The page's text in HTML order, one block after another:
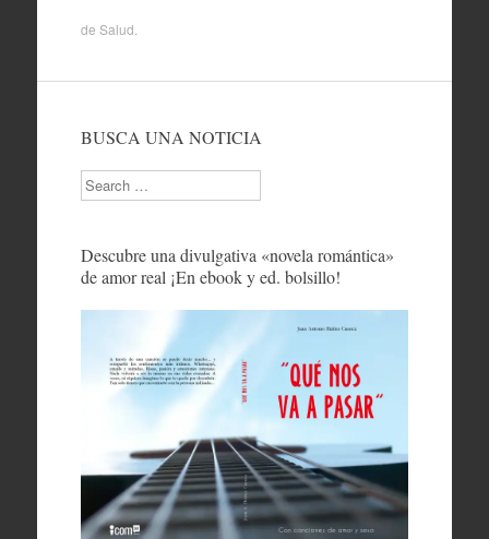
de Salud
BUSCA UNA NOTICIA
Search
Descubre una divulgativa «novela romántica»
de amor real ¡En ebook y ed. bolsillo!